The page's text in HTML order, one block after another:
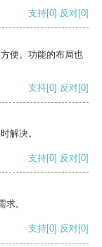
支持[0] 反对[0]
便。功能的布局也
支持[0] 反对[0]
解决。
支持[0] 反对[0]
。
支持[0] 反对[0]